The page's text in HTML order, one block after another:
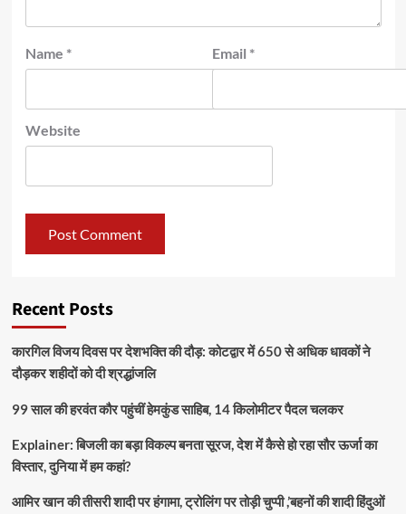
Name * Email *
Website
Recent Posts
कारगिल विजय दिवस पर देशभक्ति की दौड़: कोटद्वार में 650 से अधिक धावकों ने
दौड़कर शहीदों को दी श्रद्धांजलि
99 साल की हरवंत कौर पहुंचीं हेमकुंड साहिब, 14 किलोमीटर पैदल चलकर
Explainer: बिजली का बड़ा विकल्प बनता सूरज, देश में कैसे हो रहा सौर ऊर्जा का
विस्तार, दुनिया में हम कहां?
आमिर खान की तीसरी शादी पर हंगामा, ट्रोलिंग पर तोड़ी चुप्पी ,’बहनों की शादी हिंदुओं